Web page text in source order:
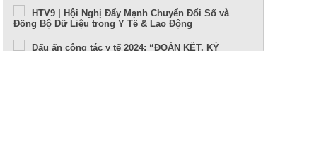
HTV9 | Hội Nghị Đẩy Mạnh Chuyển Đổi Số và
Đồng Bộ Dữ Liệu trong Y Tế & Lao Động
Dấu ấn công tác y tế 2024: “ĐOÀN KẾT, KỶ